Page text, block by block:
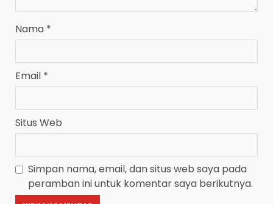
Nama *
Email *
Situs Web
Simpan nama, email, dan situs web saya pada
peramban ini untuk komentar saya berikutnya.